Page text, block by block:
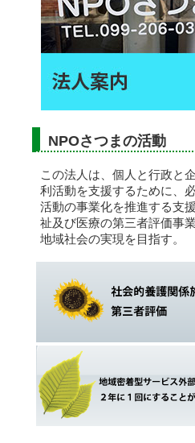
NPOさつまの活動
この法人は、個人と行政と
利活動を支援するために、
活動の事業化を推進する支
祉及び医療の第三者評価事
地域社会の実現を目指す。